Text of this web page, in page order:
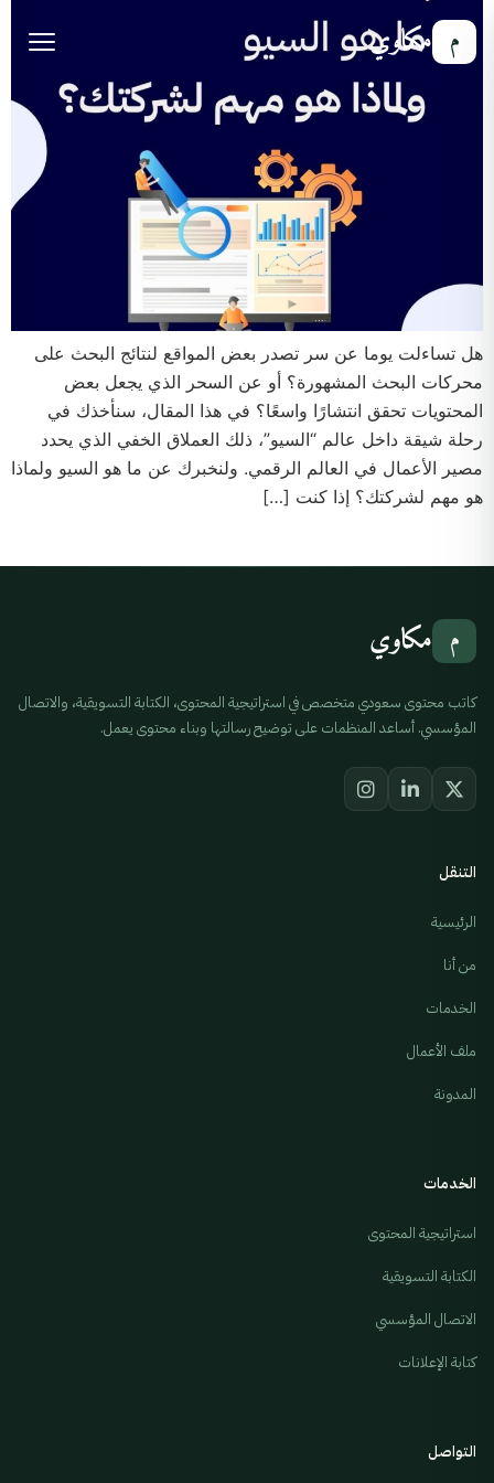
م مكاوي
هل تساءلت يوما عن سر تصدر بعض المواقع لنتائج البحث على
محركات البحث المشهورة؟ أو عن السحر الذي يجعل بعض
المحتويات تحقق انتشارًا واسعًا؟ في هذا المقال، سنأخذك في
رحلة شيقة داخل عالم “السيو”، ذلك العملاق الخفي الذي يحدد
مصير الأعمال في العالم الرقمي. ولنخبرك عن ما هو السيو ولماذا
هو مهم لشركتك؟ إذا كنت […]
م مكاوي
كاتب محتوى سعودي متخصص في استراتيجية المحتوى، الكتابة التسويقية، والاتصال
المؤسسي. أساعد المنظمات على توضيح رسالتها وبناء محتوى يعمل.
التنقل
الرئيسية
من أنا
الخدمات
ملف الأعمال
المدونة
الخدمات
استراتيجية المحتوى
الكتابة التسويقية
الاتصال المؤسسي
كتابة الإعلانات
التواصل